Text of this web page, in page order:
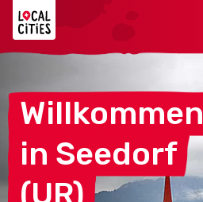
Willkommen
in Seedorf
(UR)